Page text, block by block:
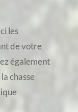
les
de votre
également
chasse